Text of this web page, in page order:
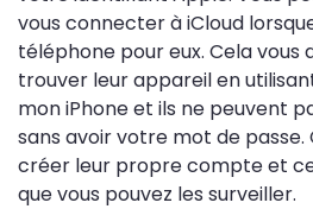
vous connecter à iCloud
téléphone pour eux. Cela vous
trouver leur appareil en
mon iPhone et ils ne peuvent
sans avoir votre mot de
créer leur propre compte et
que vous pouvez les surveiller.